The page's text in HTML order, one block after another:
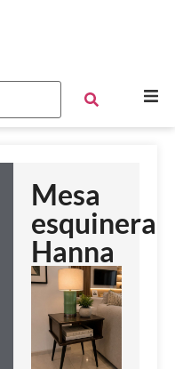
Mesa
esquinera
Hanna